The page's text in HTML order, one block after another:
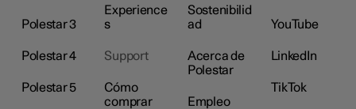
Polestar 3
Polestar 4
Polestar 5
Experience
s
Support
Cómo
comprar
Sostenibilid
ad
Acerca de
Polestar
Empleo
YouTube
LinkedIn
TikTok